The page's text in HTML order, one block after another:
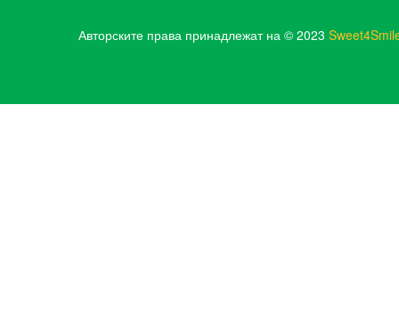
Авторските права принадлежат на © 2023